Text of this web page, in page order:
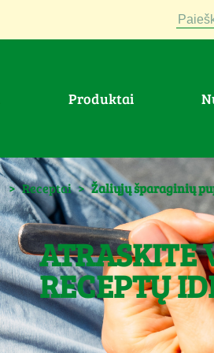
Produktai
> Receptai > Žaliųjų šparaginių
ATRASKITE
RECEPTŲ